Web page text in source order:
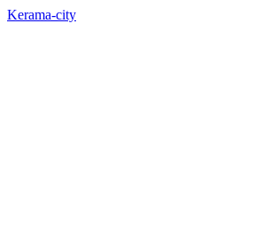
Kerama-city